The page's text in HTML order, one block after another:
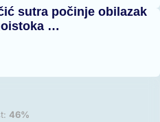
sutra počinje obilazak
…
46%